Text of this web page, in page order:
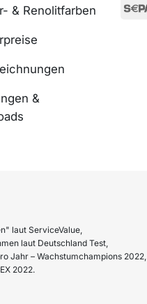
& Renolitfarben
&
laut ServiceValue,
laut Deutschland Test,
Jahr – Wachstumchampions 2022,
2022.